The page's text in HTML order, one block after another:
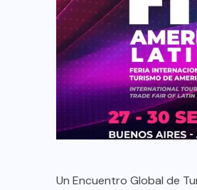
Un Encuentro Global de